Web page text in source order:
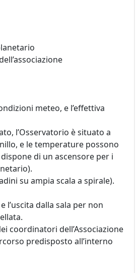
meteo, e l’effettiva
l’Osservatorio è situato a
e le temperature possono
di un ascensore per i
su ampia scala a spirale).
l’uscita dalla sala per non
coordinatori dell’Associazione
predisposto all’interno